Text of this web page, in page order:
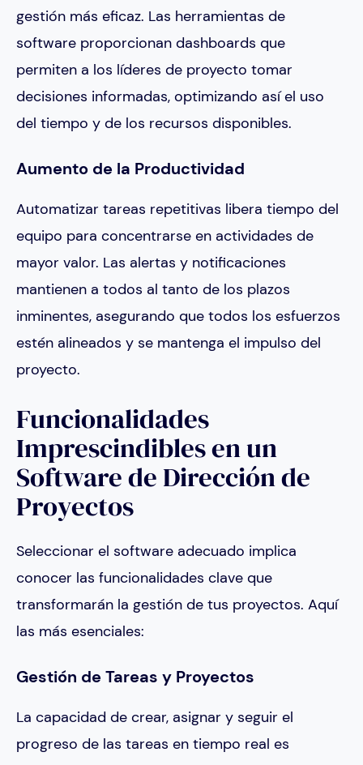
gestión más eficaz. Las herramientas de
software proporcionan dashboards que
permiten a los líderes de proyecto tomar
decisiones informadas, optimizando así el uso
del tiempo y de los recursos disponibles.
Aumento de la Productividad
Automatizar tareas repetitivas libera tiempo del
equipo para concentrarse en actividades de
mayor valor. Las alertas y notificaciones
mantienen a todos al tanto de los plazos
inminentes, asegurando que todos los esfuerzos
estén alineados y se mantenga el impulso del
proyecto.
Funcionalidades
Imprescindibles en un
Software de Dirección de
Proyectos
Seleccionar el software adecuado implica
conocer las funcionalidades clave que
transformarán la gestión de tus proyectos. Aquí
las más esenciales:
Gestión de Tareas y Proyectos
La capacidad de crear, asignar y seguir el
progreso de las tareas en tiempo real es